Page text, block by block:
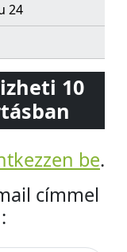
24
10
be.
címmel